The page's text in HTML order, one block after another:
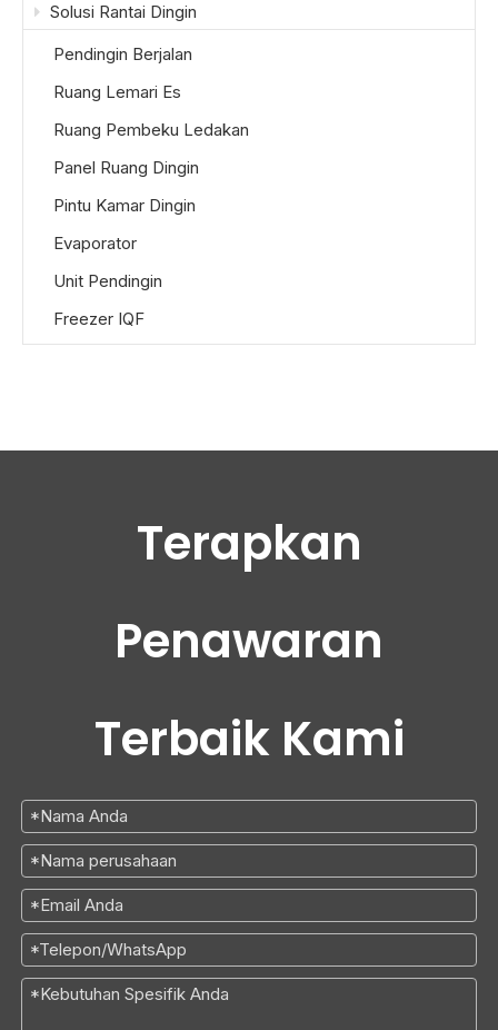
Solusi Rantai Dingin
Pendingin Berjalan
Ruang Lemari Es
Ruang Pembeku Ledakan
Panel Ruang Dingin
Pintu Kamar Dingin
Evaporator
Unit Pendingin
Freezer IQF
Terapkan
Penawaran
Terbaik Kami